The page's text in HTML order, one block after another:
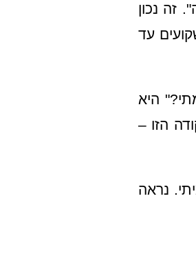
זה נכון
עד
היא
הזו –
נראה